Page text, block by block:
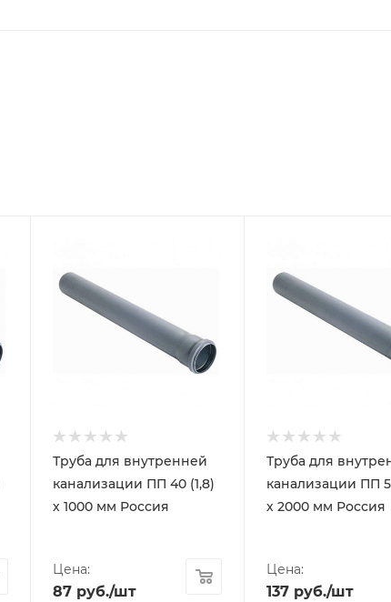
Труба для внутренней
канализации ПП 40 (1,8)
х 1000 мм Россия
Цена:
87 руб./шт
Труба для
канализации ПП
х 2000 мм Россия
Цена:
137 руб./шт